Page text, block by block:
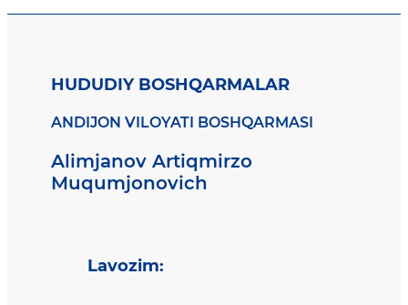
HUDUDIY BOSHQARMALAR
ANDIJON VILOYATI BOSHQARMASI
Alimjanov Artiqmirzo
Muqumjonovich
Lavozim: